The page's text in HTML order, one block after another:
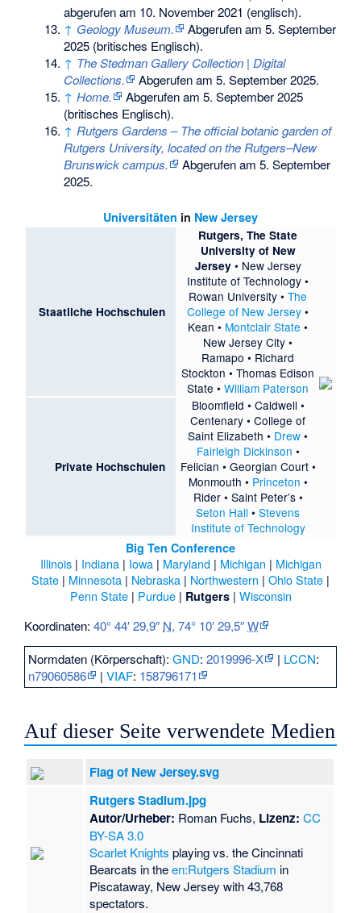
abgerufen am 10. November 2021 (englisch).
↑ Geology Museum.
Abgerufen am 5. September
2025 (britisches Englisch).
↑ The Stedman Gallery Collection | Digital
Collections.
Abgerufen am 5. September 2025.
↑ Home.
Abgerufen am 5. September 2025
(britisches Englisch).
↑ Rutgers Gardens – The official botanic garden of
Rutgers University, located on the Rutgers–New
Brunswick campus.
Abgerufen am 5. September
2025.
Universitäten in New Jersey
Staatliche Hochschulen
Rutgers, The State
University of New
Jersey• New Jersey
Institute of Technology •
Rowan University •The
College of New Jersey •
Kean • Montclair State •
New Jersey City •
Ramapo • Richard
Stockton •Thomas Edison
State •William Paterson
Private Hochschulen
Bloomfield • Caldwell •
Centenary •College of
Saint Elizabeth • Drew •
Fairleigh Dickinson •
Felician • Georgian Court•
Monmouth • Princeton •
Rider• Saint Peter’s•
Seton Hall •Stevens
Institute of Technology
Big Ten Conference
Illinois| Indiana| Iowa| Maryland| Michigan | Michigan
State | Minnesota | Nebraska | Northwestern | Ohio State |
Penn State| Purdue| Rutgers| Wisconsin
Koordinaten:40° 44′ 29,9″ N,74° 10′ 29,5″W
Normdaten (Körperschaft):GND:2019996-X | LCCN:
n79060586
|VIAF: 158796171
Auf dieser Seite verwendete Medien
Flag of New Jersey.svg
Rutgers Stadium.jpg
Autor/Urheber: Roman Fuchs, Lizenz: CC
BY-SA 3.0
Scarlet Knights playing vs. the Cincinnati
Bearcats in theen:Rutgers Stadium in
Piscataway, New Jersey with 43,768
spectators.